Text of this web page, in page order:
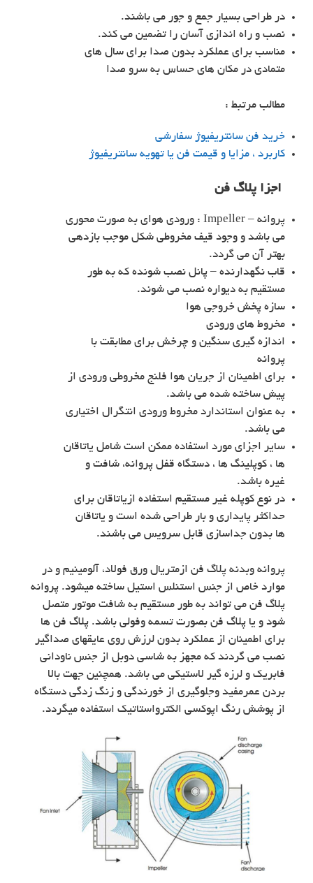
در طراحی بسیار جمع و جور می باشند.
نصب و راه اندازی آسان را تضمین می کند.
مناسب برای عملکرد بدون صدا برای سال های
متمادی در مکان های حساس به سرو صدا
مطالب مرتبط :
خرید فن سانتریفیوژ سفارشی
کاربرد ، مزایا و قیمت فن یا تهویه سانتریفیوژ
اجزا پلاگ فن
پروانه – Impeller : ورودی هوای به صورت محوری
می باشد و وجود قیف مخروطی شکل موجب بازدهی
بهتر آن می گردد.
قاب نگهدارنده – پانل نصب شونده که به طور
مستقیم به دیواره نصب می شوند.
سازه پخش خروجی هوا
مخروط های ورودی
اندازه گیری سنگین و چرخش برای مطابقت با
پروانه
برای اطمینان از جریان هوا فلنج مخروطی ورودی از
پیش ساخته شده می باشد.
به عنوان استاندارد مخروط ورودی انتگرال اختیاری
می باشد.
سایر اجزای مورد استفاده ممکن است شامل یاتاقان
ها ، کوپلینگ ها ، دستگاه قفل پروانه، شافت و
غیره باشد.
در نوع کوپله غیر مستقیم استفاده ازیاتاقان برای
حداکثر پایداری و بار طراحی شده است و یاتاقان
ها بدون جداسازی قابل سرویس می باشند.
پروانه وبدنه پلاگ فن ازمتریال ورق فولاد، آلومینیم و در
موارد خاص از جنس استنلس استیل ساخته میشود. پروانه
پلاگ فن می تواند به طور مستقیم به شافت موتور متصل
شود و یا پلاگ فن بصورت تسمه وفولی باشد. پلاگ فن ها
برای اطمینان از عملکرد بدون لرزش روی عایقهای صداگیر
نصب می گردند که مجهز به شاسی دوبل از جنس ناودانی
فابریک و لرزه گیر لاستیکی می باشد. همچنین جهت بالا
بردن عمرمفید وجلوگیری از خورندگی و زنگ زدگی دستگاه
از پوشش رنگ اپوکسی الکترواستاتیک استفاده میگردد.